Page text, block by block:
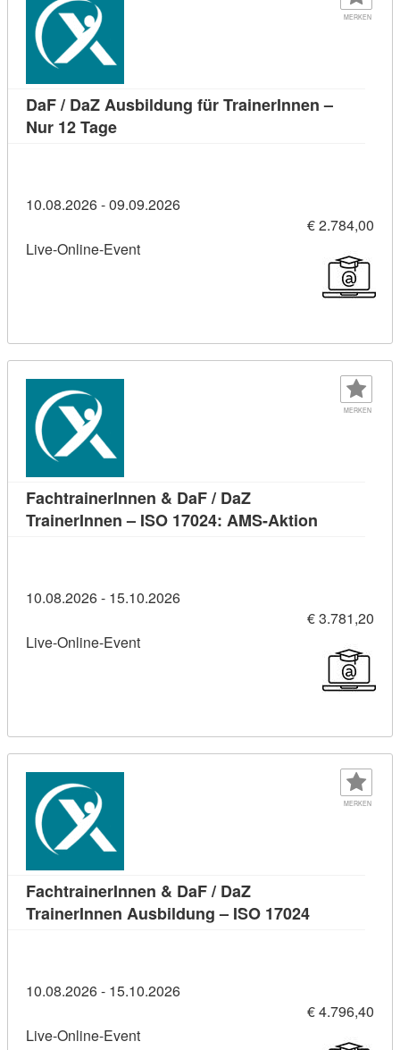
MERKEN
DaF / DaZ Ausbildung für TrainerInnen –
Nur 12 TageKursdetail: DaF / DaZ Ausbildung für
10.08.2026 - 09.09.2026
€ 2.784,00
Live-Online-Event
MERKEN
FachtrainerInnen & DaF / DaZ
TrainerInnen – ISO 17024: AMS-Aktion
10.08.2026 - 15.10.2026
€ 3.781,20
Live-Online-Event
MERKEN
FachtrainerInnen & DaF / DaZ
TrainerInnen Ausbildung – ISO 17024Kursdetail:
10.08.2026 - 15.10.2026
€ 4.796,40
Live-Online-Event